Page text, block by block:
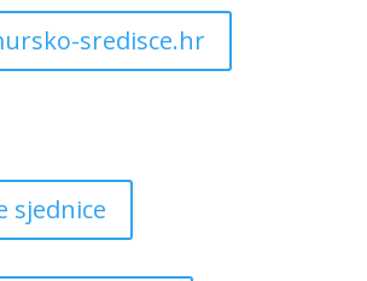
sredisce.hr
sjednice